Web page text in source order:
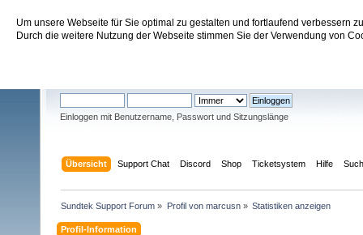
Um unsere Webseite für Sie optimal zu gestalten und fortlaufend verbessern
Durch die weitere Nutzung der Webseite stimmen Sie der Verwendung von
Sundtek Support Forum
Einloggen mit Benutzername, Passwort und Sitzungslänge
Übersicht Support Chat Discord Shop Ticketsystem Hilfe
Sundtek Support Forum » Profil von marcusn» Statistiken anzeigen
Profil-Information